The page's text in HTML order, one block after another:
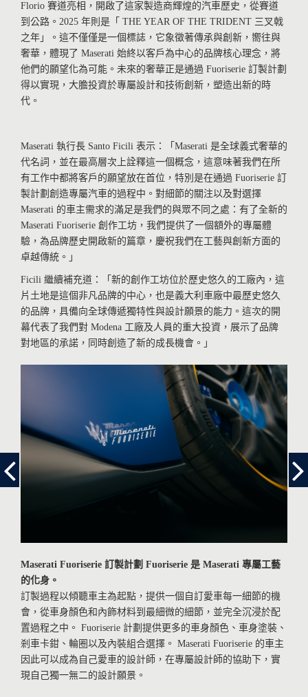
Florio 賽道亮相，開啟了這家製造商輝煌的汽車歷史，從賽道
到公路。2025 年則是「 THE YEAR OF THE TRIDENT 三叉戟
之年」。這不僅僅是一個標誌，它象徵著傳承與創新，嚮往與
奢華，體現了 Maserati 始終以客戶為中心的品牌核心理念，將
他們的願望化為可能。未來的奢華正是通過 Fuoriserie 訂製計劃
得以實現，大膽投資於專屬設計和技術創新，塑造出新的時
代。
Maserati 執行長 Santo Ficili 表示：「Maserati 是全球義式奢華的
代名詞，並在最高層次上詮釋這一個概念，這意味著我們在所
有工作中都將客戶的願望放在首位，特別是在通過 Fuoriserie 訂
製計劃創造專屬汽車的過程中。對細節的關注以及對選擇
Maserati 的車主需求的滿足是我們的與眾不同之處：有了全新的
Maserati Fuoriserie 創作工坊，我們提供了一個額外的專屬體
驗，為品牌歷史開啟新的篇章，慶祝我們在工藝與創新方面的
卓越傳統。」
Ficili 繼續補充道：「新的創作工坊位於歷史悠久的工廠內，這
片土地是這個非凡品牌的中心，也是義大利車廠中最歷史悠久
的品牌，具備向全球傳遞獨特性與設計願景的能力。這次的開
幕代表了我們對 Modena 工廠及人員的重大投資，展示了品牌
對地區的承諾，同時創造了新的成長機會。」
Maserati Fuoriserie 訂製計劃 Fuoriserie 是 Maserati 專屬工藝
的化身。
訂製過程以傾聽車主為起點，提供一個自訂愛車每一細節的機
會，從車身顏色和內飾材料到最細微的細節，並完全沉浸於配
置過程之中。 Fuoriserie 計劃提供更多的車身顏色、車身塗裝、
剎車卡鉗、輪圈以及內裝組合選擇。 Maserati Fuoriserie 的車主
因此可以成為自己愛車的設計師，在專屬設計師的協助下，實
現自己獨一無二的設計願景。